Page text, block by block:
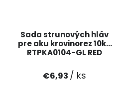
Sada strunových hláv
pre aku krovinorez 10ks
RTPKA0104-GL RED
€6,93 / ks